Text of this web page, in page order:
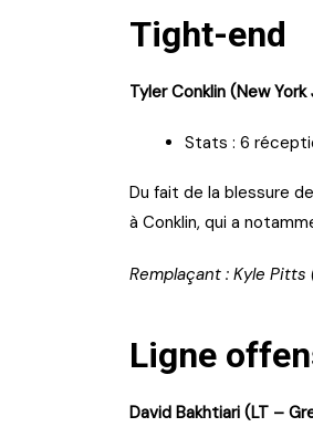
Tight-end
Tyler Conklin (New
Stats : 6
Du fait de la blessure
à Conklin, qui a
Remplaçant : Kyle Pitts
Ligne
David Bakhtiari (LT –